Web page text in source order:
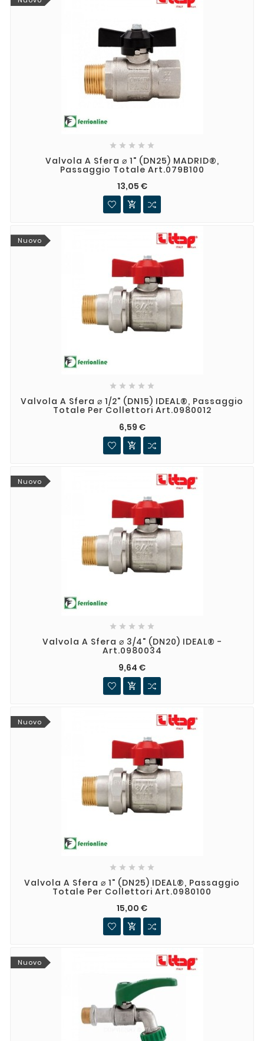
    
Valvola A Sfera ⌀ 1" (DN25) MADRID®,
Passaggio Totale Art.079B100
13,05 €

Nuovo
    
Valvola A Sfera ⌀ 1/2" (DN15) IDEAL®, Passaggio
Totale Per Collettori Art.0980012
6,59 €

Nuovo
    
Valvola A Sfera ⌀ 3/4" (DN20) IDEAL® -
Art.0980034
9,64 €

Nuovo
    
Valvola A Sfera ⌀ 1" (DN25) IDEAL®, Passaggio
Totale Per Collettori Art.0980100
15,00 €

Nuovo